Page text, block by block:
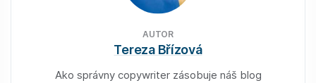
AUTOR
Tereza Břízová
Ako správny copywriter zásobuje náš blog